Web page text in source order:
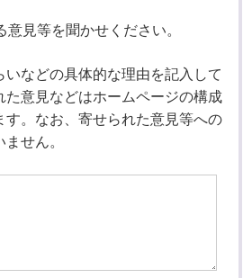
意見等を聞かせください。
いなどの具体的な理由を記入して
た意見などはホームページの構成
す。なお、寄せられた意見等への
せん。